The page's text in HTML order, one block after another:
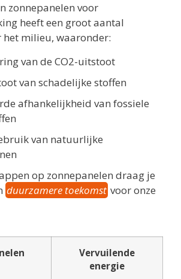
zonnepanelen voor
heeft een groot aantal
het milieu, waaronder:
van de CO2-uitstoot
van schadelijke stoffen
afhankelijkheid van fossiele
van natuurlijke
op zonnepanelen draag je
duurzamere toekomst voor onze
Vervuilende
energie